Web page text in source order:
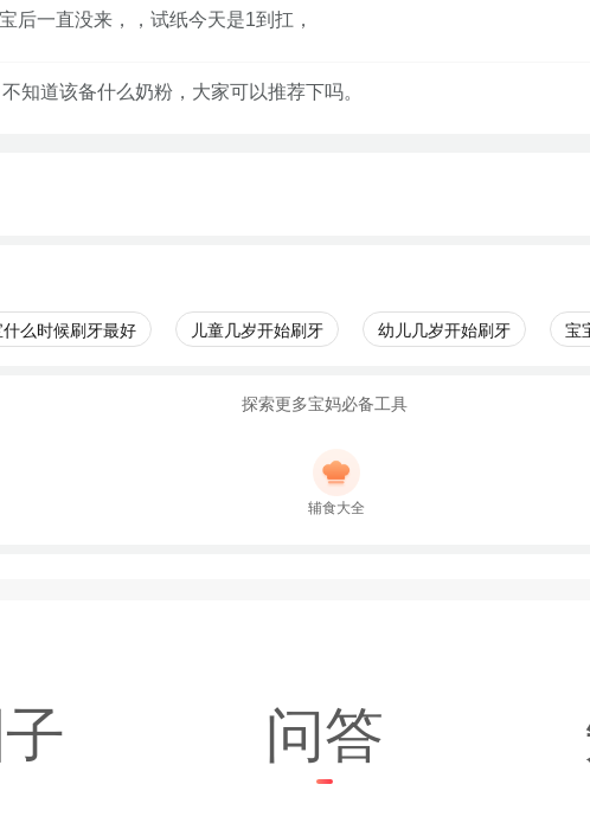
后一直没来，，试纸今天是1到扛，
知道该备什么奶粉，大家可以推荐下吗。
什么时候刷牙最好 儿童几岁开始刷牙 幼儿几岁开始刷牙 宝
探索更多宝妈必备工具
辅食大全
问答